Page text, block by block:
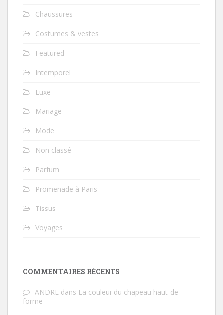
Chaussures
Costumes & vestes
Featured
Intemporel
Luxe
Mariage
Mode
Non classé
Parfum
Promenade à Paris
Tissus
Voyages
COMMENTAIRES RÉCENTS
ANDRE dans La couleur du chapeau haut-de-
forme